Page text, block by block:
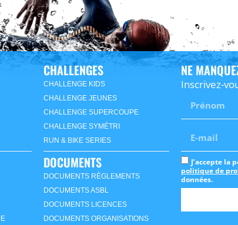
CHALLENGES
CHALLENGE KIDS
CHALLENGE JEUNES
CHALLENGE SUPERCOUPE
CHALLENGE SYMÉTRI
RUN & BIKE SERIES
DOCUMENTS
DOCUMENTS RÈGLEMENTS
DOCUMENTS ASBL
DOCUMENTS LICENCES
DOCUMENTS ORGANISATIONS
NE
Inscrivez-
J’accepte
politique de
données.